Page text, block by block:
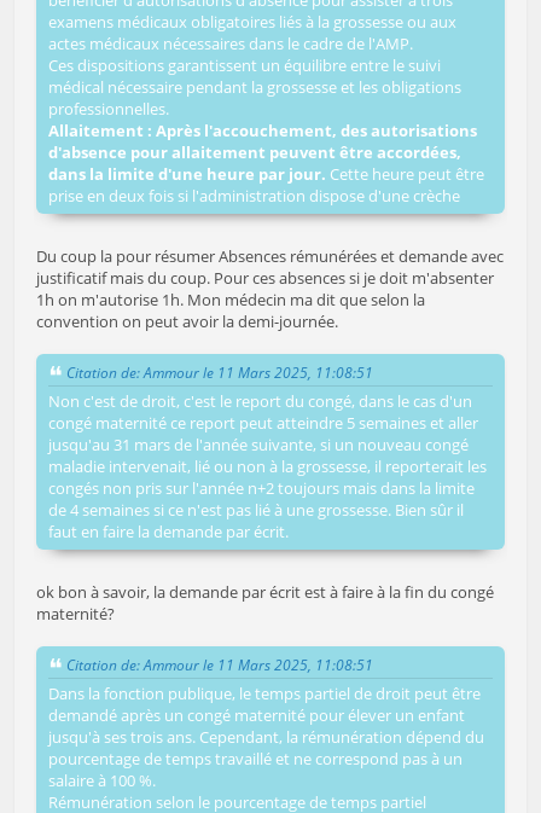
examens médicaux obligatoires liés à la grossesse ou aux
actes médicaux nécessaires dans le cadre de l'AMP.
Ces dispositions garantissent un équilibre entre le suivi
médical nécessaire pendant la grossesse et les obligations
professionnelles.
Allaitement : Après l'accouchement, des autorisations
d'absence pour allaitement peuvent être accordées,
dans la limite d'une heure par jour. Cette heure peut être
prise en deux fois si l'administration dispose d'une crèche
Du coup la pour résumer Absences rémunérées et demande avec
justificatif mais du coup. Pour ces absences si je doit m'absenter
1h on m'autorise 1h. Mon médecin ma dit que selon la
convention on peut avoir la demi-journée.
Citation de: Ammour le 11 Mars 2025, 11:08:51
Non c'est de droit, c'est le report du congé, dans le cas d'un
congé maternité ce report peut atteindre 5 semaines et aller
jusqu'au 31 mars de l'année suivante, si un nouveau congé
maladie intervenait, lié ou non à la grossesse, il reporterait les
congés non pris sur l'année n+2 toujours mais dans la limite
de 4 semaines si ce n'est pas lié à une grossesse. Bien sûr il
faut en faire la demande par écrit.
ok bon à savoir, la demande par écrit est à faire à la fin du congé
maternité?
Citation de: Ammour le 11 Mars 2025, 11:08:51
Dans la fonction publique, le temps partiel de droit peut être
demandé après un congé maternité pour élever un enfant
jusqu'à ses trois ans. Cependant, la rémunération dépend du
pourcentage de temps travaillé et ne correspond pas à un
salaire à 100 %.
Rémunération selon le pourcentage de temps partiel